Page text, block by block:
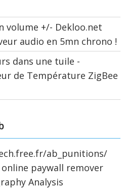
volume +/- Dekloo.net
audio en 5mn chrono !
dans une tuile -
de Température ZigBee
ab_punitions/
paywall remover
Analysis